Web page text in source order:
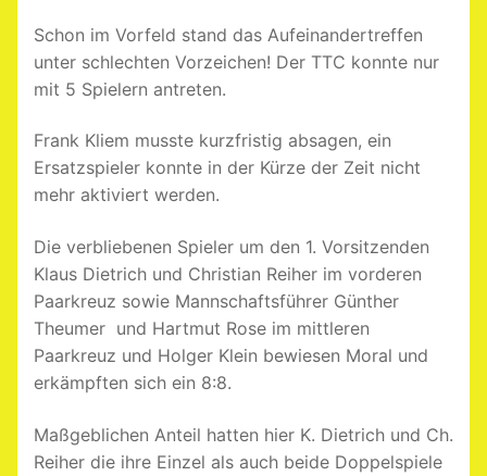
Schon im Vorfeld stand das Aufeinandertreffen
unter schlechten Vorzeichen! Der TTC konnte nur
mit 5 Spielern antreten.
Frank Kliem musste kurzfristig absagen, ein
Ersatzspieler konnte in der Kürze der Zeit nicht
mehr aktiviert werden.
Die verbliebenen Spieler um den 1. Vorsitzenden
Klaus Dietrich und Christian Reiher im vorderen
Paarkreuz sowie Mannschaftsführer Günther
Theumer und Hartmut Rose im mittleren
Paarkreuz und Holger Klein bewiesen Moral und
erkämpften sich ein 8:8.
Maßgeblichen Anteil hatten hier K. Dietrich und Ch.
Reiher die ihre Einzel als auch beide Doppelspiele